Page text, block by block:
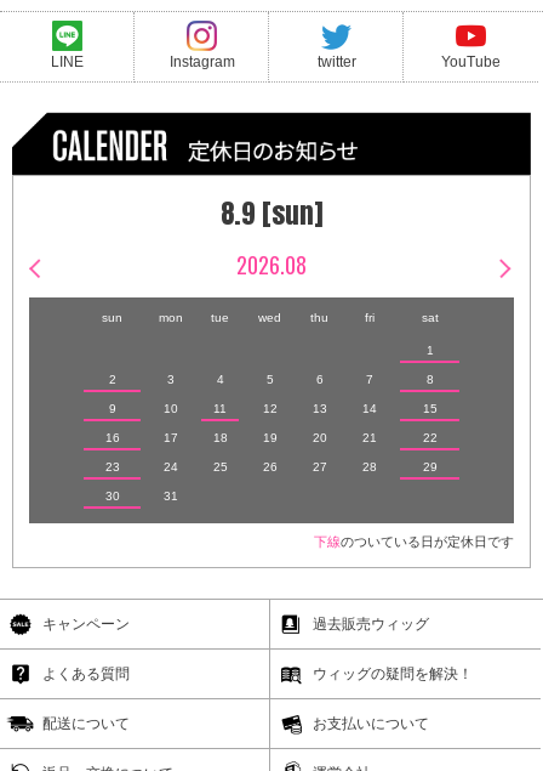
LINE Instagram twitter YouTube
8.9 [sun]
2026.08
sun mon tue wed thu fri sat
1
2 3 4 5 6 7 8
9 10 11 12 13 14 15
16 17 18 19 20 21 22
23 24 25 26 27 28 29
30 31
下線のついている日が定休日です
キャンペーン 過去販売ウィッグ
よくある質問 ウィッグの疑問を解決！
配送について お支払いについて